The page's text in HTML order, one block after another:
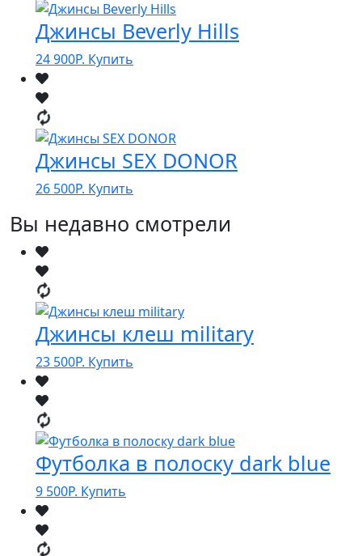
Джинсы Beverly Hills
24 900Р. Купить
Джинсы SEX DONOR
26 500Р. Купить
Вы недавно смотрели
Джинсы клеш military
23 500Р. Купить
Футболка в полоску dark blue
9 500Р. Купить